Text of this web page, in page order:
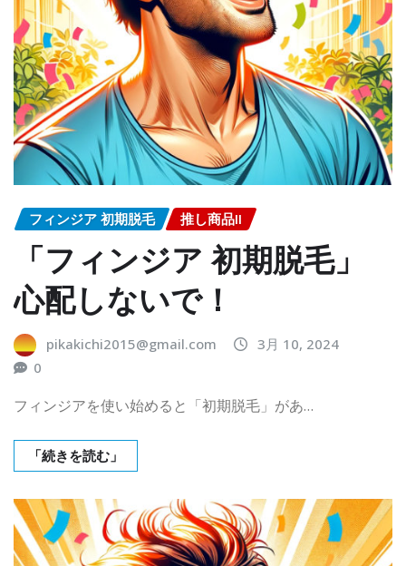
フィンジア 初期脱毛 推し商品II
「フィンジア 初期脱毛」
心配しないで！
pikakichi2015@gmail.com
3月 10, 2024
0
フィンジアを使い始めると「初期脱毛」があ…
「続きを読む」